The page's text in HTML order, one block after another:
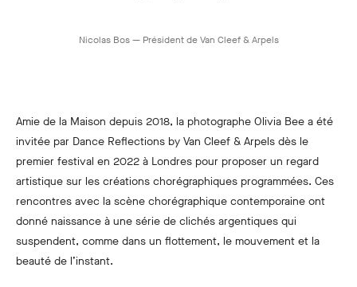
Nicolas Bos — Président de Van Cleef & Arpels
Amie de la Maison depuis 2018, la photographe Olivia Bee a été
invitée par Dance Reflections by Van Cleef & Arpels dès le
premier festival en 2022 à Londres pour proposer un regard
artistique sur les créations chorégraphiques programmées. Ces
rencontres avec la scène chorégraphique contemporaine ont
donné naissance à une série de clichés argentiques qui
suspendent, comme dans un flottement, le mouvement et la
beauté de l’instant.